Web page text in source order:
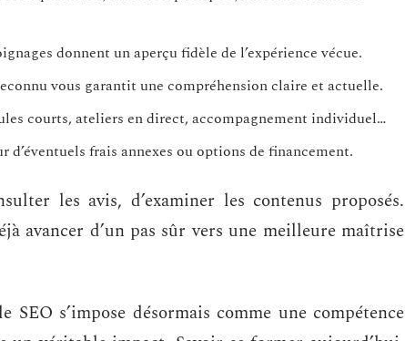
donnent un aperçu fidèle de l’expérience vécue.
vous garantit une compréhension claire et actuelle.
courts, ateliers en direct, accompagnement individuel…
frais annexes ou options de financement.
les avis, d’examiner les contenus proposés.
avancer d’un pas sûr vers une meilleure maîtrise
s’impose désormais comme une compétence